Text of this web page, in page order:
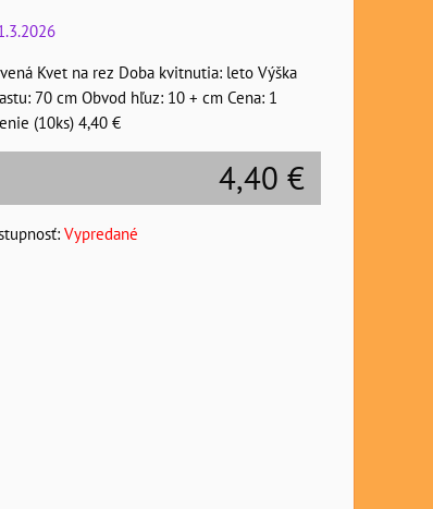
Kvet na rez Doba kvitnutia: leto Výška
70 cm Obvod hľuz: 10 + cm Cena: 1
(10ks) 4,40 €
4,40 €
Vypredané